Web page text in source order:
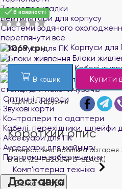
Термопрокладки
Вентилятори для корпусу
Системи водяного
переглянути все
Корпуси для
Блоки
Кабелі
станції для накопичувачів
Оптичні приводи
Звукові карти
Контролери та адаптери
Кабелі, перехідники, шлейфи
Аксесуари для ПК
Аксесуари для майнінгу
Програмне забезпечення
Комп'ютерна техніка
Всі категорії
В наявності
1069 грн
В кошик Купити
Поділіться с друзями
Короткий опис
Універсальна мобільна
Black (2E-PB2004PD-BLACK)
Доставка